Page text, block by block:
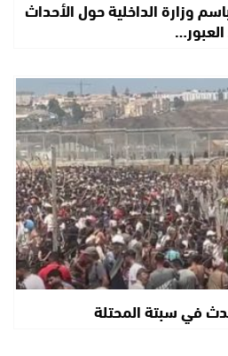
وزارة الداخلية حول الأحداث
في سبتة المحتلة